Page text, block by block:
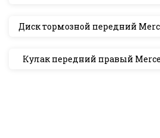
Диск тормозной передний
Кулак передний правый